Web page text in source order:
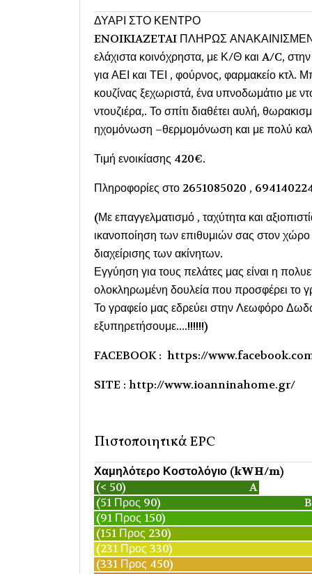
ΔΥΑΡΙ ΣΤΟ ΚΕΝΤΡΟ
ENOIKIAZETAI ΠΛΗΡΩΣ ΑΝΑΚΑΙΝΙΣΜΕΝΟ
ελάχιστα κοινόχρηστα, με Κ/Θ και A/C,
για ΑΕΙ και ΤΕΙ , φούρνος, φαρμακείο κτλ.
κουζίνας ξεχωριστά, ένα υπνοδωμάτιο με
ντουζιέρα,. Το σπίτι διαθέτει αυλή,
ηχομόνωση –θερμομόνωση και με πολύ καλά
Τιμή ενοικίασης 420€.
Πληροφορίες στο 2651085020 ,
(Με επαγγελματισμό , ταχύτητα και
ικανοποίηση των επιθυμιών σας στον χώρο
διαχείρισης των ακίνητων.
Εγγύηση για τους πελάτες μας είναι η
ολοκληρωμένη δουλεία που προσφέρει το
Το γραφείο μας εδρεύει στην Λεωφόρο
εξυπηρετήσουμε....!!!!!!)
FACEBOOK : https://
SITE : http://www.ioanninahome.gr/
Πιστοποιητικά EPC
Χαμηλότερο Κοστολόγιο (kWH/m)
(< 50)
A
(51 Προς 90)
B
(91 Προς 150)
(151 Προς 230)
(231 Προς 330)
(331 Προς 450)